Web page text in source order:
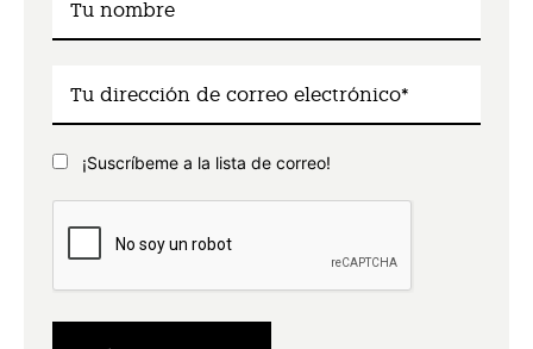
¡Suscríbeme a la lista de correo!